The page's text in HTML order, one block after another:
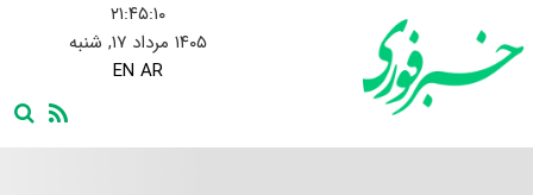
۲۱:۴۵:۱۱
۱۴۰۵ مرداد ۱۷, شنبه
EN AR